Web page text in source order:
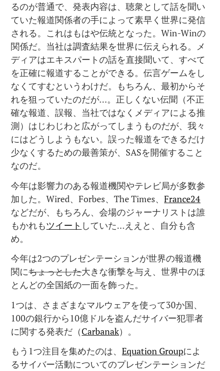
るのが普通で、発表内容は、聴衆として話を聞い
ていた報道関係者の手によって素早く世界に発信
される。これはもはや伝統となった。Win-Winの
関係だ。当社は調査結果を世界に伝えられる。メ
ディアはエキスパートの話を直接聞いて、すべて
を正確に報道することができる。伝言ゲームをし
なくてすむというわけだ。もちろん、最初からそ
れを狙っていたのだが…。正しくない伝聞（不正
確な報道、誤報、当社ではなくメディアによる推
測）はじわじわと広がってしまうものだが、我々
にはどうしようもない。誤った報道をできるだけ
少なくするための最善策が、SASを開催すること
なのだ。
今年は影響力のある報道機関やテレビ局が多数参
加した。Wired、Forbes、The Times、France24
などだが、もちろん、会場のジャーナリストは誰
もかれもツイート していた…ええと、自分も含
め。
今年は2つのプレゼンテーションが世界の報道機
関にちょっとした大きな衝撃を与え、世界中のほ
とんどの全国紙の一面を飾った。
1つは、さまざまなマルウェアを使って30か国、
100の銀行から10億ドルを盗んだサイバー犯罪者
に関する発表だ（Carbanak）。
もう1つ注目を集めたのは、Equation Groupによ
るサイバー活動についてのプレゼンテーションだ